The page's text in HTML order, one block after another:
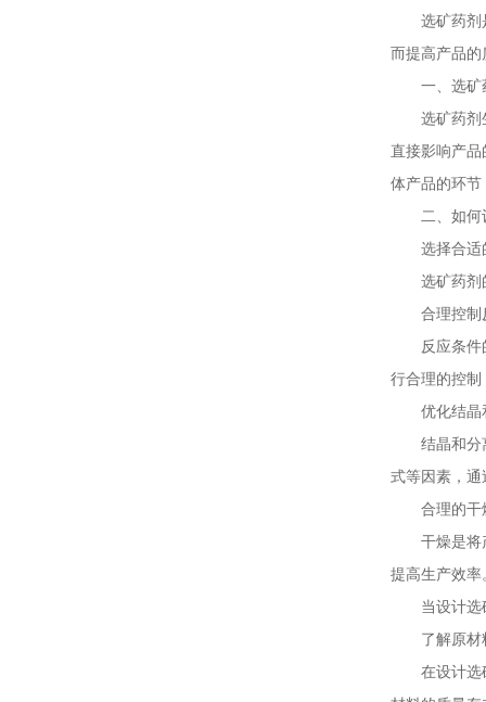
选矿药剂是
而提高产品
一、选矿
选矿药剂生
直接影响产
体产品的环
二、如何
选择合适
选矿药剂的
合理控制
反应条件的
行合理的控
优化结晶
结晶和分离
式等因素，
合理的干
干燥是将产
提高生产效率
当设计选矿
了解原材
在设计选矿